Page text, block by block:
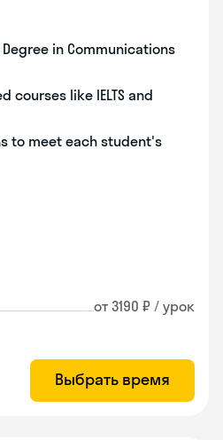
in Communications
courses like IELTS and
to meet each student's
от 3190 ₽ / урок
Выбрать время